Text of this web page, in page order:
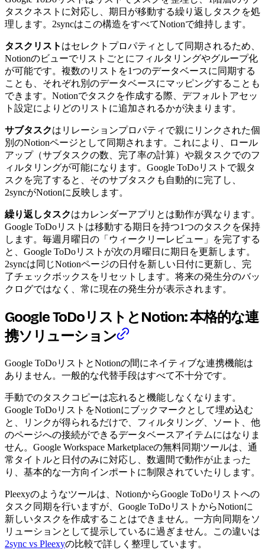
タスクネストに対応し、期日が移動する繰り返しタスクを処
理します。2syncはこの構造をすべてNotionで維持します。
タスクリスト はセレクトプロパティとして同期されるため、
Notionのビューでリストごとにフィルタリングやグループ化
が可能です。複数のリストを1つのデータベースに同期する
ことも、それぞれ別のデータベースにマッピングすることも
できます。Notionでタスクを作成する際、デフォルトアセッ
ト設定によりどのリストに追加されるかが決まります。
サブタスクはリレーションプロパティで親にリンクされた個
別のNotionページとして同期されます。これにより、ロール
アップ（サブタスクの数、完了率の計算）や親タスクでのフ
ィルタリングが可能になります。Google ToDoリストで親タ
スクを完了すると、そのサブタスクも自動的に完了し、
2syncがNotionに反映します。
繰り返しタスクはカレンダーアプリとは動作が異なります。
Google ToDoリストは移動する期日を持つ1つのタスクを保持
します。毎週月曜日の「ウィークリーレビュー」を完了する
と、Google ToDoリストが次の月曜日に期日を更新します。
2syncは同じNotionページの日付を新しい日付に更新し、完
了チェックボックスをリセットします。将来の発生分のバッ
クログではなく、常に現在の発生分が表示されます。
Google ToDoリストとNotion: 本格的な連
携ソリューション
Google ToDoリストとNotionの間にネイティブな連携機能は
ありません。一般的な代替手段はすべて不十分です。
手動でのタスクコピーは忘れると機能しなくなります。
Google ToDoリストをNotionにブックマークとして埋め込む
と、リンクが得られるだけで、フィルタリング、ソート、他
のページへの接続ができるデータベースアイテムにはなりま
せん。Google Workspace Marketplaceの無料同期ツールは、通
常タイトルと日付のみに対応し、数週間で動作が止まった
り、基本的な一方向インポートに制限されていたりします。
Pleexyのようなツールは、NotionからGoogle ToDoリストへの
タスク同期を行いますが、Google ToDoリストからNotionに
新しいタスクを作成することはできません。一方向同期をソ
リューションとして提示しているに過ぎません。この違いは
2sync vs Pleexyの比較で詳しく整理しています。